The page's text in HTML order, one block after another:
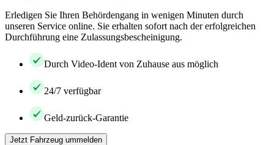
Erledigen Sie Ihren Behördengang in wenigen Minuten durch
unseren Service online. Sie erhalten sofort nach der erfolgreichen
Durchführung eine Zulassungsbescheinigung.
Durch Video-Ident von Zuhause aus möglich
24/7 verfügbar
Geld-zurück-Garantie
Jetzt Fahrzeug ummelden